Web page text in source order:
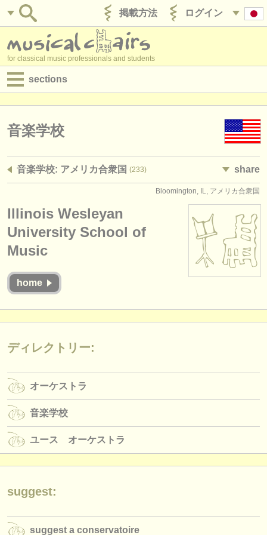
ログイン
掲載方法
for classical music professionals and students
sections
求人情報 (演奏関係の職)
求人情報 (管理者関連の職)
講習会
コンクール
楽器の販売
オーケストラ
音楽学校
ユース オーケストラ
musicalchairs:
musicalchairsについて
お問い合わせ
rss feeds
クラシック音楽ニュース
音楽学校
音楽学校: アメリカ合衆国 (233) share
Bloomington, IL, アメリカ合衆国
Illinois Wesleyan
University School of
Music
home
ディレクトリー:
オーケストラ
音楽学校
ユース オーケストラ
suggest:
suggest a conservatoire